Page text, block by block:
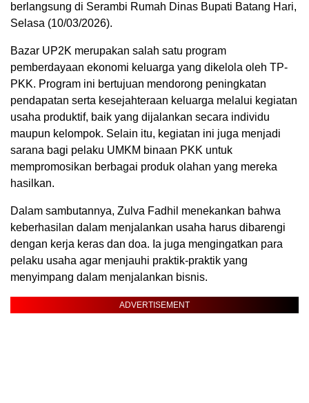
berlangsung di Serambi Rumah Dinas Bupati Batang Hari,
Selasa (10/03/2026).
Bazar UP2K merupakan salah satu program
pemberdayaan ekonomi keluarga yang dikelola oleh TP-
PKK. Program ini bertujuan mendorong peningkatan
pendapatan serta kesejahteraan keluarga melalui kegiatan
usaha produktif, baik yang dijalankan secara individu
maupun kelompok. Selain itu, kegiatan ini juga menjadi
sarana bagi pelaku UMKM binaan PKK untuk
mempromosikan berbagai produk olahan yang mereka
hasilkan.
Dalam sambutannya, Zulva Fadhil menekankan bahwa
keberhasilan dalam menjalankan usaha harus dibarengi
dengan kerja keras dan doa. Ia juga mengingatkan para
pelaku usaha agar menjauhi praktik-praktik yang
menyimpang dalam menjalankan bisnis.
ADVERTISEMENT